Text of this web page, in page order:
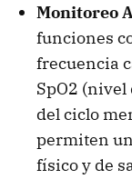
Monitoreo
funciones
frecuencia
SpO2
del ciclo
permiten
físico y de